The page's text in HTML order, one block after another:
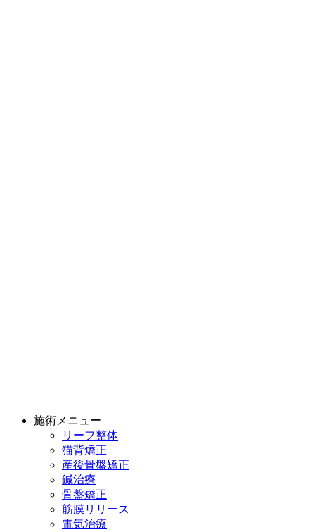
施術メニュー
リーフ整体
猫背矯正
産後骨盤矯正
鍼治療
骨盤矯正
筋膜リリース
電気治療